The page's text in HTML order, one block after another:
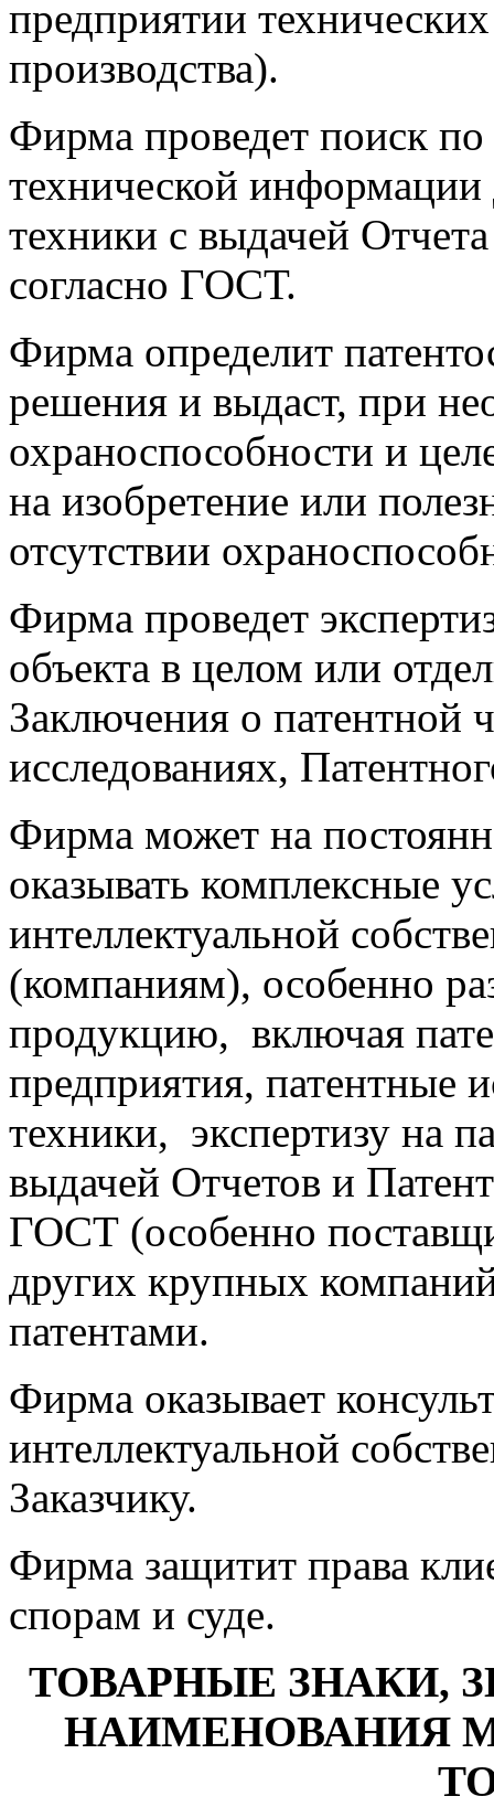
предприятии
производства).
Фирма проведет поиск
технической информации
техники с выдачей
согласно ГОСТ.
Фирма определит
решения и выдаст, при
охраноспособности и
на изобретение или
отсутствии
Фирма проведет
объекта в целом или
Заключения о патентной
исследованиях,
Фирма может на
оказывать комплексные
интеллектуальной
(компаниям), особенно
продукцию, включая
предприятия, патентные
техники, экспертизу на
выдачей Отчетов и
ГОСТ (особенно
других крупных
патентами.
Фирма оказывает
интеллектуальной
Заказчику.
Фирма защитит права
спорам и суде.
ТОВАРНЫЕ ЗНАКИ,
НАИМЕНОВАНИЯ